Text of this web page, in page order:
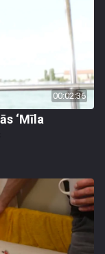
00:02:36
‘Mīla